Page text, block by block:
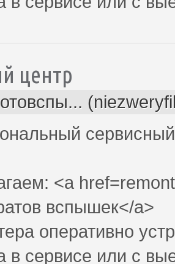
центр
<a
вспышек</a>
оперативно
в сервисе или с